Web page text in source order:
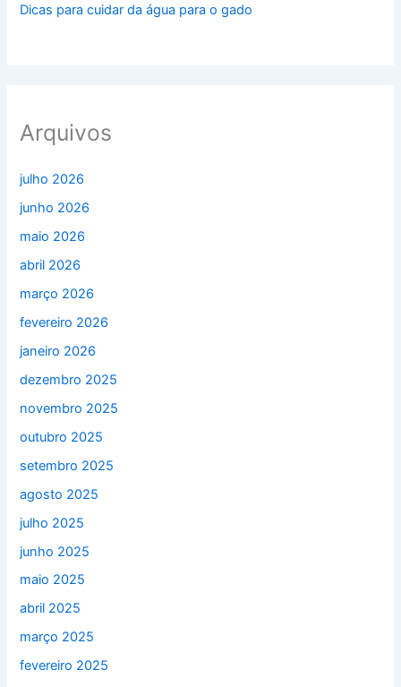
Dicas para cuidar da água para o gado
Arquivos
julho 2026
junho 2026
maio 2026
abril 2026
março 2026
fevereiro 2026
janeiro 2026
dezembro 2025
novembro 2025
outubro 2025
setembro 2025
agosto 2025
julho 2025
junho 2025
maio 2025
abril 2025
março 2025
fevereiro 2025